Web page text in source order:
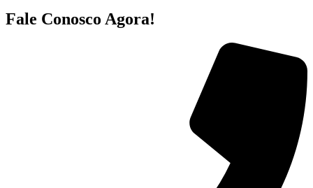
Fale Conosco Agora!